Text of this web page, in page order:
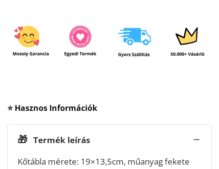
⭐ Hasznos Információk
🎁 Termék leírás
Kőtábla mérete: 19×13,5cm, műanyag fekete